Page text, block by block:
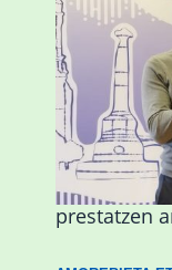
Amorebieta
alaitasunez
prestatzen